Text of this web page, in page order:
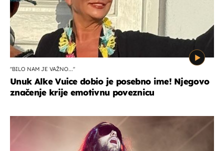
"BILO NAM JE VAŽNO..."
Unuk Alke Vuice dobio je posebno ime! Njegovo
značenje krije emotivnu poveznicu